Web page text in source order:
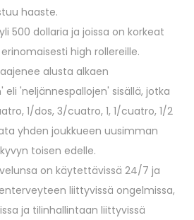
haaste.
500 dollaria ja joissa on korkeat
high rollereille.
alusta alkaen
'neljännespallojen' sisällä, jotka
1/dos, 3/cuatro, 1, 1/cuatro, 1/2
yhden joukkueen uusimman
toisen edelle.
on käytettävissä 24/7 ja
liittyvissä ongelmissa,
ja tilinhallintaan liittyvissä